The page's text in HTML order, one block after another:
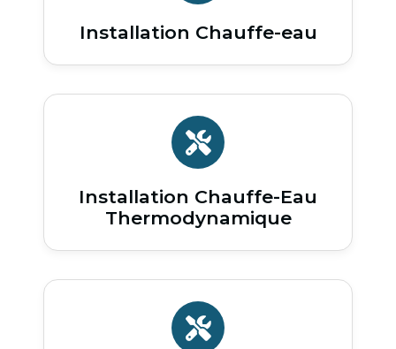
Installation Chauffe-eau
Installation Chauffe-Eau
Thermodynamique